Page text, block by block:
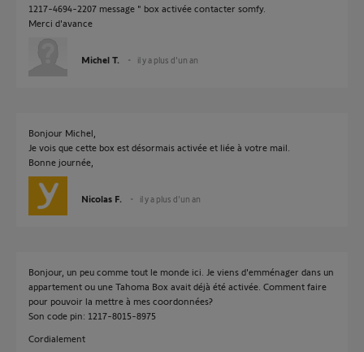
1217-4694-2207 message " box activée contacter somfy.
Merci d'avance
Michel T. il y a plus d'un an
Bonjour Michel,
Je vois que cette box est désormais activée et liée à votre mail.
Bonne journée,
Nicolas F. il y a plus d'un an
Bonjour, un peu comme tout le monde ici. Je viens d'emménager dans un
appartement ou une Tahoma Box avait déjà été activée. Comment faire
pour pouvoir la mettre à mes coordonnées?
Son code pin: 1217-8015-8975
Cordialement